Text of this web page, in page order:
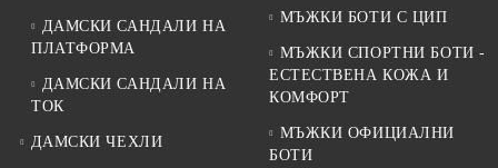
ДАМСКИ САНДАЛИ НА
ПЛАТФОРМА
ДАМСКИ САНДАЛИ НА
ТОК
ДАМСКИ ЧЕХЛИ
МЪЖКИ БОТИ С ЦИП
МЪЖКИ СПОРТНИ БОТИ -
ЕСТЕСТВЕНА КОЖА И
КОМФОРТ
МЪЖКИ ОФИЦИАЛНИ
БОТИ